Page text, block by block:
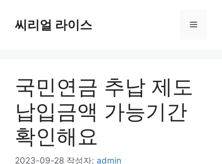
씨리얼 라이스 메
국민연금 추납 제도
납입금액 가능기간
확인해요
2023-09-28 작성자: admin